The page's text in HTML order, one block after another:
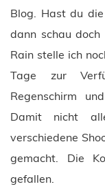
Blog. Hast du die
dann schau
Rain stelle ich
Tage zur
Regenschirm
Damit nicht
verschiedene
gemacht. Die
gefallen.